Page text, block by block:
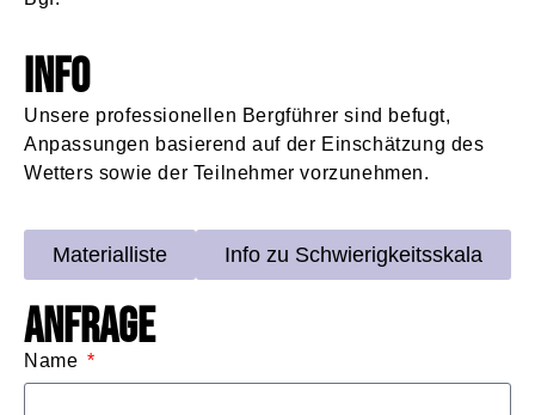
Info
Unsere professionellen Bergführer sind befugt,
Anpassungen basierend auf der Einschätzung des
Wetters sowie der Teilnehmer vorzunehmen.
Materialliste Info zu Schwierigkeitsskala
Anfrage
Name